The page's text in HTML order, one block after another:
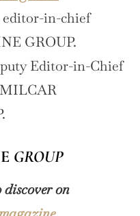
editor-in-chief
GROUP.
Editor-in-Chief
GROUP
on